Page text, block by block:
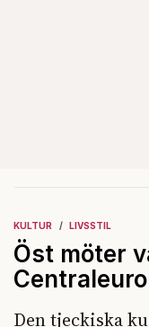
KULTUR LIVSSTIL
Öst möter
Den tjeckiska